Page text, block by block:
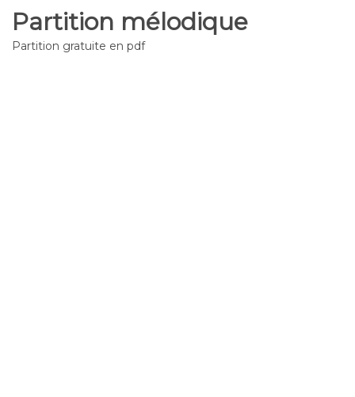
Partition mélodique
Partition gratuite en pdf